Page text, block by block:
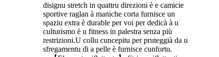
disignu stretch in quattru direzioni è e camicie
sportive raglan à maniche corta furnisce un
spaziu extra è durable per voi per dedicà à u
culturismo è u fitness in palestra senza più
restrizioni.U collu cuncepitu per pruteggià da u
sfregamentu di a pelle è furnisce cunfortu.